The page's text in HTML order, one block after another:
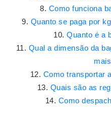
Como funciona
Quanto se paga por
Quanto é a
Qual a dimensão da
Como transportar
Quais são as
Como